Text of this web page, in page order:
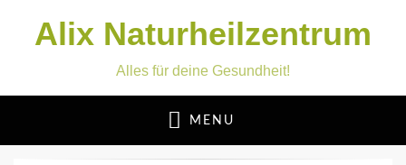
Alix Naturheilzentrum
Alles für deine Gesundheit!
MENU